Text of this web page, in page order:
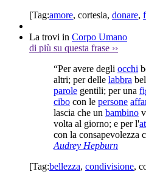
[Tag:amore, cortesia, donare,
La trovi in Corpo Umano
di più su questa frase ››
“Per avere degli occhi
altri; per delle labbra
parole gentili; per una
cibo con le persone
lascia che un bambino
volta al giorno; e per l'
con la consapevolezza
Audrey Hepburn
[Tag:bellezza, condivisione,